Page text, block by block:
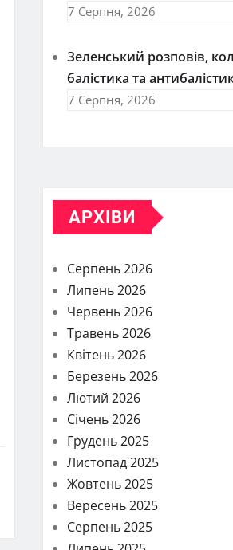
7 Серпня, 2026
Зеленський розповів,
балістика та
7 Серпня, 2026
АРХІВИ
Серпень 2026
Липень 2026
Червень 2026
Травень 2026
Квітень 2026
Березень 2026
Лютий 2026
Січень 2026
Грудень 2025
Листопад 2025
Жовтень 2025
Вересень 2025
Серпень 2025